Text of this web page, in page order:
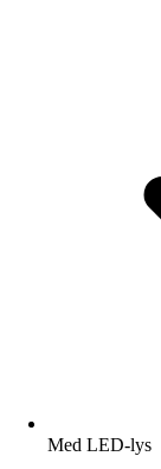
Med LED-lys